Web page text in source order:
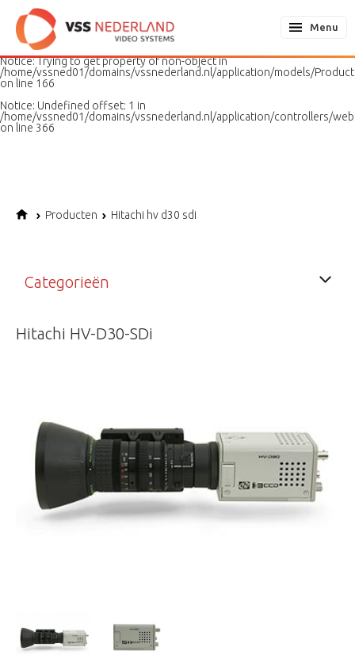
Notice: Undefined variable: page in
/home/vssned01/domains/vssnederland.nl/application/models/
on line
187
Notice: Trying to get property of non-object in
/home/vssned01/domains/vssnederland.nl/application/models/
on line 166
Notice: Undefined offset: 1 in
/home/vssned01/domains/vssnederland.nl/application/controllers/
on line 366
Menu
Producten Hitachi hv d30 sdi
Categorieën
Hitachi HV-D30-SDi